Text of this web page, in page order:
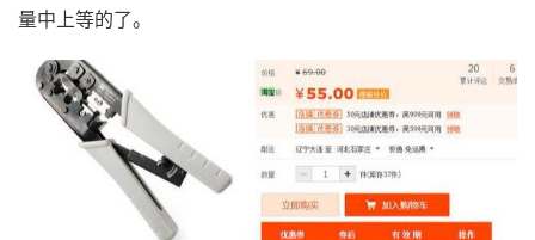
量中上等的了。